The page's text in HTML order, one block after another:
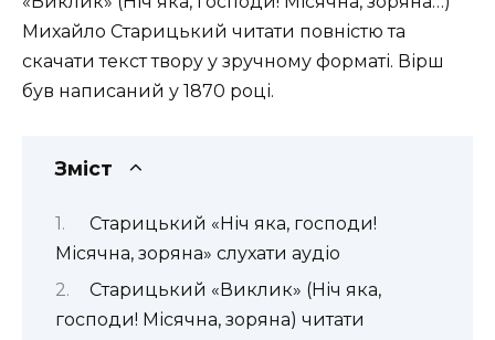
Михайло Старицький читати повністю та
скачати текст твору у зручному форматі. Вірш
був написаний у 1870 році.
Зміст
Старицький «Ніч яка, господи!
Місячна, зоряна» слухати аудіо
Старицький «Виклик» (Ніч яка,
господи! Місячна, зоряна) читати